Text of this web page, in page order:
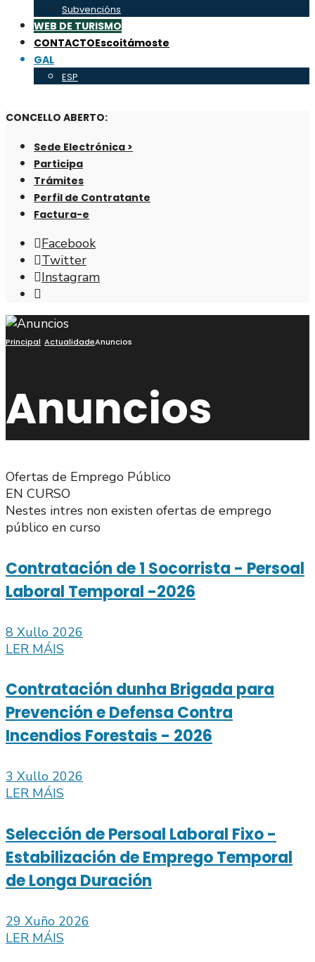
Subvencións
WEB DE TURISMO
CONTACTOEscoitámoste
GAL
ESP
CONCELLO ABERTO:
Sede Electrónica >
Participa
Trámites
Perfil de Contratante
Factura-e
Facebook
Twitter
Instagram
de
busca
Principal ActualidadeAnuncios
Anuncios
Ofertas de Emprego Público
EN CURSO
Nestes intres non existen ofertas de emprego
público en curso
Contratación de 1 Socorrista - Persoal
Laboral Temporal -2026
8 Xullo 2026
LER MÁIS
Contratación dunha Brigada para
Prevención e Defensa Contra
Incendios Forestais - 2026
3 Xullo 2026
LER MÁIS
Selección de Persoal Laboral Fixo -
Estabilización de Emprego Temporal
de Longa Duración
29 Xuño 2026
LER MÁIS